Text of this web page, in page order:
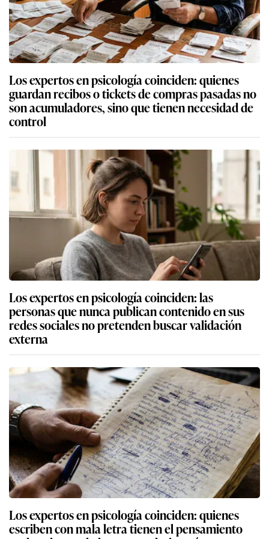
Los expertos en psicología coinciden: quienes
guardan recibos o tickets de compras pasadas no
son acumuladores, sino que tienen necesidad de
control
Los expertos en psicología coinciden: las
personas que nunca publican contenido en sus
redes sociales no pretenden buscar validación
externa
Los expertos en psicología coinciden: quienes
escriben con mala letra tienen el pensamiento